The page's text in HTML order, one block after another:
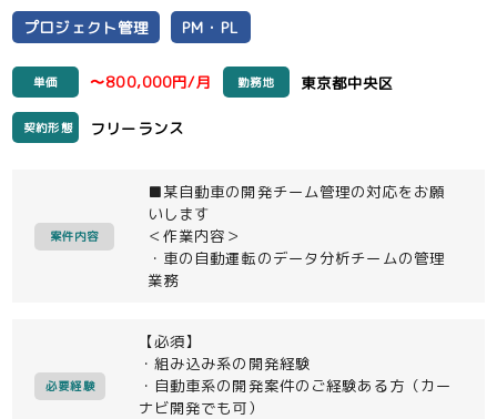
プロジェクト管理 PM・PL
単価 〜800,000円/月 勤務地 東京都中央区
契約形態 フリーランス
案件内容
■某自動車の開発チーム管理の対応をお願
いします
＜作業内容＞
・車の自動運転のデータ分析チームの管理
業務
必要経験
【必須】
・組み込み系の開発経験
・自動車系の開発案件のご経験ある方（カー
ナビ開発でも可）